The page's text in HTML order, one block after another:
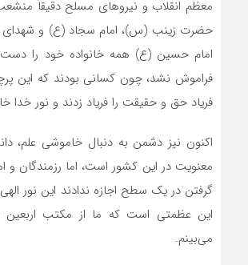
معظم انقلاب و نیروهای مسلح دقیقاً
حضرت زینب (س)، امام سجاد (ع) و شهدای
امام حسین (ع) همه خانواده خود را
فراموش نشد، چون کسانی بودند که این
فریاد حق و حقیقت را فریاد زدند و نور
اکنون نیز دشمن به دنبال خاموشی علم،
معنویت در این کشور است، اما رزمندگان و
گرفتن در یک سطح اجازه ندادند این نور
این عظمتی است که ما از مکتب اربعین
می‌بینم.